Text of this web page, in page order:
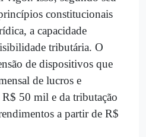
constitucionais
a capacidade
tributária. O
de dispositivos que
de lucros e
50 mil e da tributação
a partir de R$